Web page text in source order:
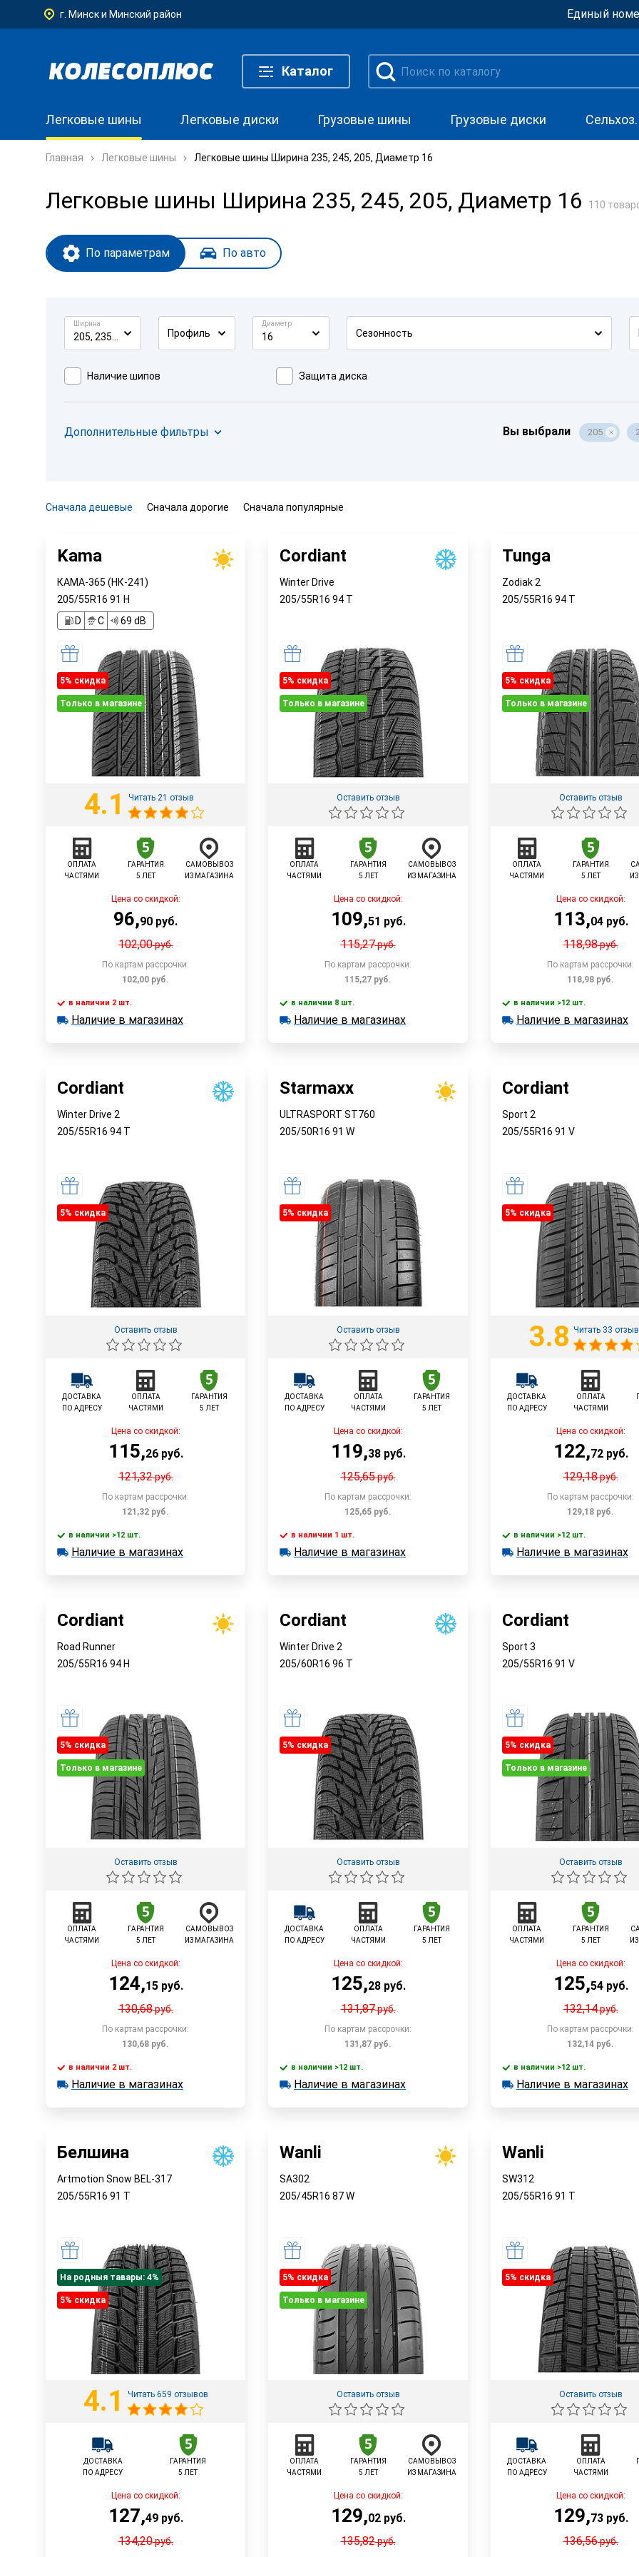
г. Минск и Минский район Единый
Каталог
Легковые шины Легковые диски Грузовые шины Грузовые диски
Главная Легковые шины Легковые шины Ширина 235, 245, 205, Диаметр 16
Легковые шины Ширина 235, 245, 205, Диаметр 16 110
По параметрам По авто
Ширина
205, 235, 245 Профиль
Диаметр
16 Сезонность
Наличие шипов Защита диска
Дополнительные фильтры Вы выбрали 205
Сначала дешевые Сначала дорогие Сначала популярные
Kama
КАМА-365 (НК-241)
205/55R16 91 H
D
C 69 dB
5% cкидка
Только в магазине
4.1 Читать 21 отзыв
ОПЛАТА
ЧАСТЯМИ
ГАРАНТИЯ
5 ЛЕТ
САМОВЫВОЗ
ИЗ МАГАЗИНА
Цена со скидкой:
96,90 руб.
102,00руб.
По картам рассрочки:
102,00 руб.
Быстрый заказ
в наличии 2 шт.
в наличии 2 шт.
Наличие в магазинах
Cordiant
Winter Drive
205/55R16 94 T
5% cкидка
Только в магазине
Оставить отзыв
ОПЛАТА
ЧАСТЯМИ
ГАРАНТИЯ
5 ЛЕТ
САМОВЫВОЗ
ИЗ МАГАЗИНА
Цена со скидкой:
109,51 руб.
115,27руб.
По картам рассрочки:
115,27 руб.
Быстрый заказ
в наличии 8 шт.
в наличии 8 шт.
Наличие в магазинах
Tunga
Zodiak 2
205/55R16 94 T
5% cкидка
Только в магазине
Оставить отзыв
ОПЛАТА
ЧАСТЯМИ
ГАРАНТИЯ
5 ЛЕТ
Цена со скидкой:
113,04руб.
118,98руб.
По картам рассрочки:
118,98 руб.
Быстрый заказ
в наличии >12 шт.
в наличии >12 шт.
Наличие в магазинах
Cordiant
Winter Drive 2
205/55R16 94 T
5% cкидка
Оставить отзыв
ДОСТАВКА
ПО АДРЕСУ
ОПЛАТА
ЧАСТЯМИ
ГАРАНТИЯ
5 ЛЕТ
Цена со скидкой:
115,26руб.
121,32руб.
По картам рассрочки:
121,32 руб.
В корзину
в наличии >12 шт.
в наличии >12 шт.
Наличие в магазинах
Starmaxx
ULTRASPORT ST760
205/50R16 91 W
5% cкидка
Оставить отзыв
ДОСТАВКА
ПО АДРЕСУ
ОПЛАТА
ЧАСТЯМИ
ГАРАНТИЯ
5 ЛЕТ
Цена со скидкой:
119,38руб.
125,65руб.
По картам рассрочки:
125,65 руб.
В корзину
в наличии 1 шт.
в наличии 1 шт.
Наличие в магазинах
Cordiant
Sport 2
205/55R16 91 V
5% cкидка
3.8 Читать 33
ДОСТАВКА
ПО АДРЕСУ
ОПЛАТА
ЧАСТЯМИ
Цена со скидкой:
122,72руб.
129,18руб.
По картам рассрочки:
129,18 руб.
В корзину
в наличии >12 шт.
в наличии >12 шт.
Наличие в магазинах
Cordiant
Road Runner
205/55R16 94 H
5% cкидка
Только в магазине
Оставить отзыв
ОПЛАТА
ЧАСТЯМИ
ГАРАНТИЯ
5 ЛЕТ
САМОВЫВОЗ
ИЗ МАГАЗИНА
Цена со скидкой:
124,15руб.
130,68руб.
По картам рассрочки:
130,68 руб.
Быстрый заказ
в наличии 2 шт.
в наличии 2 шт.
Наличие в магазинах
Cordiant
Winter Drive 2
205/60R16 96 T
5% cкидка
Оставить отзыв
ДОСТАВКА
ПО АДРЕСУ
ОПЛАТА
ЧАСТЯМИ
ГАРАНТИЯ
5 ЛЕТ
Цена со скидкой:
125,28руб.
131,87руб.
По картам рассрочки:
131,87 руб.
В корзину
в наличии >12 шт.
в наличии >12 шт.
Наличие в магазинах
Cordiant
Sport 3
205/55R16 91 V
5% cкидка
Только в магазине
Оставить отзыв
ОПЛАТА
ЧАСТЯМИ
ГАРАНТИЯ
5 ЛЕТ
Цена со скидкой:
125,54руб.
132,14руб.
По картам рассрочки:
132,14 руб.
Быстрый заказ
в наличии >12 шт.
в наличии >12 шт.
Наличие в магазинах
Белшина
Artmotion Snow BEL-317
205/55R16 91 T
На родныя тавары: 4%
5% cкидка
4.1 Читать 659 отзывов
ДОСТАВКА
ПО АДРЕСУ
ГАРАНТИЯ
5 ЛЕТ
Цена со скидкой:
127,49руб.
134,20руб.
Wanli
SA302
205/45R16 87W
5% cкидка
Только в магазине
Оставить отзыв
ОПЛАТА
ЧАСТЯМИ
ГАРАНТИЯ
5 ЛЕТ
САМОВЫВОЗ
ИЗ МАГАЗИНА
Цена со скидкой:
129,02руб.
135,82руб.
Wanli
SW312
205/55R16 91 T
5% cкидка
Оставить отзыв
ДОСТАВКА
ПО АДРЕСУ
ОПЛАТА
ЧАСТЯМИ
Цена со скидкой:
129,73руб.
136,56руб.